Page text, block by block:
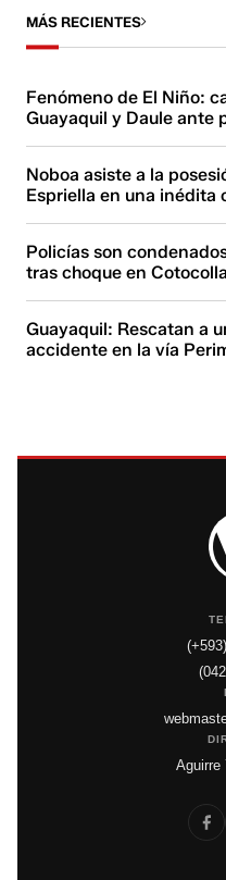
MÁS RECIENTES
Fenómeno de El Niño:
Guayaquil y Daule ante
Noboa asiste a la
Espriella en una inédita
Policías son
tras choque en
Guayaquil: Rescatan a
accidente en la vía
Aguirre